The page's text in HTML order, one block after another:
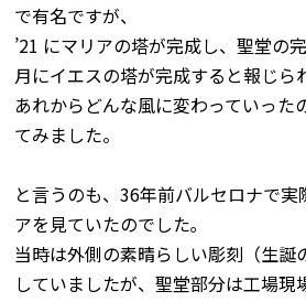
で有名ですが、
’21 にマリアの塔が完成し、聖堂の
月にイエスの塔が完成すると報じら
あれからどんな風に変わっていった
てみました。
と言うのも、36年前バルセロナで実
アを見ていたのでした｡
当時は外側の素晴らしい彫刻（生誕
していましたが、聖堂部分は工場現